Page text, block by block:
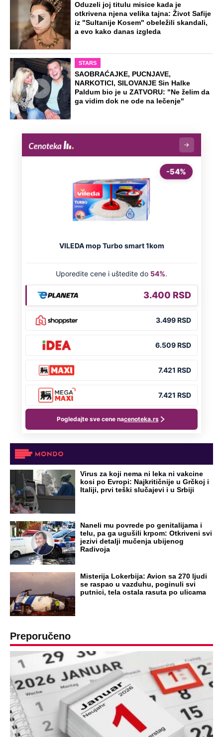
Oduzeli joj titulu misice kada je
otkrivena njena velika tajna: Život Safije
iz "Sultanije Kosem" obeležili skandali,
a evo kako danas izgleda
STARS
SAOBRAĆAJKE, PUCNJAVE,
NARKOTICI, SILOVANJE Sin Halke
Paldum bio je u ZATVORU: "Ne želim da
ga vidim dok ne ode na lečenje"
Virus za koji nema ni leka ni vakcine
kosi po Evropi: Najkritičnije u Grčkoj i
Italiji, prvi teški slučajevi i u Srbiji
Naneli mu povrede po genitalijama i
telu, pa ga ugušili krpom: Otkriveni svi
jezivi detalji mučenja ubijenog
Radivoja
Misterija Lokerbija: Avion sa 270 ljudi
se raspao u vazduhu, poginuli svi
putnici, tela ostala rasuta po ulicama
Preporučeno